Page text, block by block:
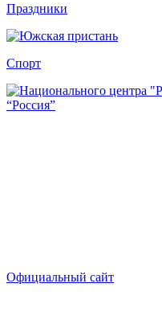
Праздники
Спорт
“Россия”
Официальный сайт